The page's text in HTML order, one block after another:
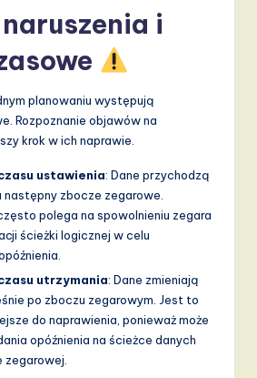
i
planowaniu występują
Rozpoznanie objawów na
krok w ich naprawie.
ustawienia: Dane przychodzą
następny zbocze zegarowe.
polega na spowolnieniu zegara
ścieżki logicznej w celu
utrzymania: Dane zmieniają
po zboczu zegarowym. Jest to
do naprawienia, ponieważ może
opóźnienia na ścieżce danych
zegarowej.